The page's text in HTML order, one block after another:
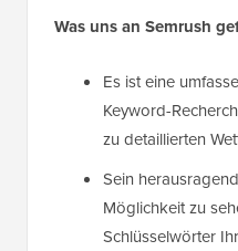
Was uns an Semrush
Es ist eine
Keyword-
zu detaillierten
Sein
Möglichkeit zu
Schlüsselwörter